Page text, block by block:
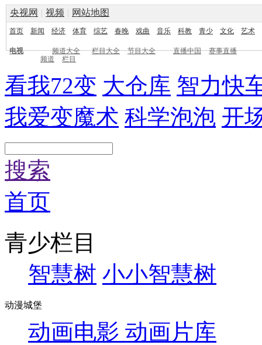
央视网 | 视频 | 网站地图
首页 新闻 经济 体育 综艺 春晚 戏曲 音乐 科教 青少 文化 艺术
电视 频道大全 栏目大全 节目大全 直播中国
赛事直播
频道
栏目
看我72变 大仓库 智力快
我爱变魔术 科学泡泡 开
搜索
首页
青少栏目
智慧树 小小智慧树
动漫城堡
动画电影 动画片库